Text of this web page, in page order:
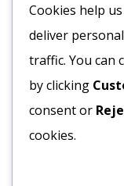
Fagy. Kapor 10×1
2348Ft
Bruttó egység
Kosárba teszem
Cookies help
deliver
traffic. You can
by clicking
consent or
cookies.